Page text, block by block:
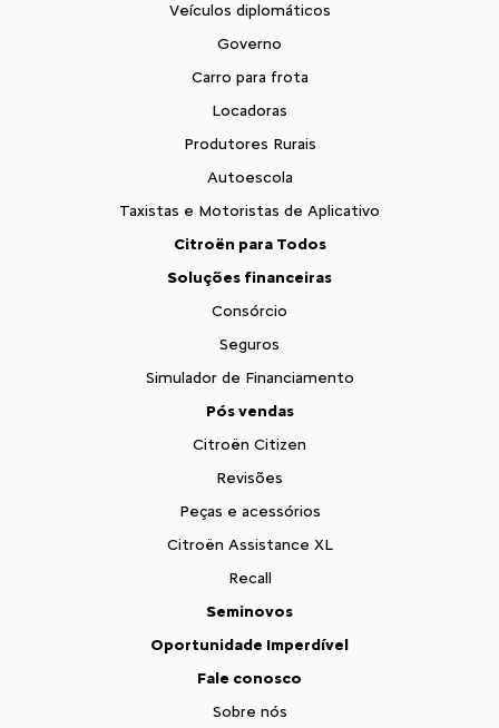
Veículos diplomáticos
Governo
Carro para frota
Locadoras
Produtores Rurais
Autoescola
Taxistas e Motoristas de Aplicativo
Citroën para Todos
Soluções financeiras
Consórcio
Seguros
Simulador de Financiamento
Pós vendas
Citroën Citizen
Revisões
Peças e acessórios
Citroën Assistance XL
Recall
Seminovos
Oportunidade Imperdível
Fale conosco
Sobre nós